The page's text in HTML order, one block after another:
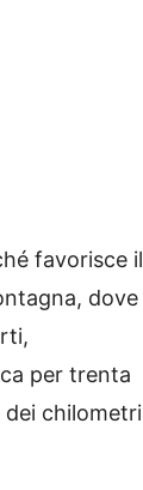
favorisce il
dove
per trenta
dei chilometri